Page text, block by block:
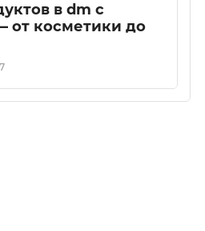
в dm с
от косметики до